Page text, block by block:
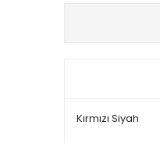
Kırmızı Siyah